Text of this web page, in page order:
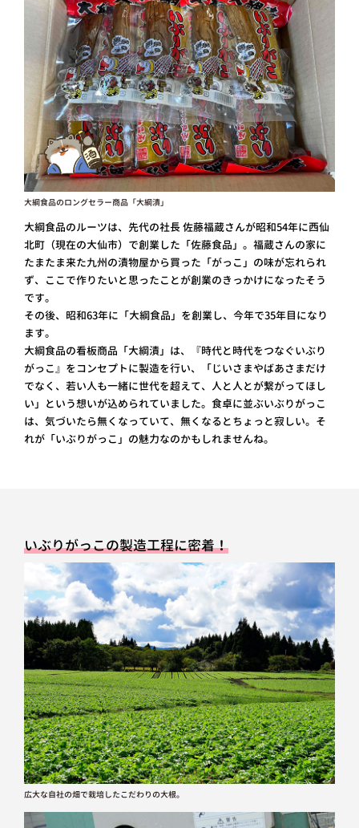
大綱食品のロングセラー商品「大綱漬」
大綱食品のルーツは、先代の社長 佐藤福蔵さんが昭和54年に西仙
北町（現在の大仙市）で創業した「佐藤食品」。福蔵さんの家に
たまたま来た九州の漬物屋から買った「がっこ」の味が忘れられ
ず、ここで作りたいと思ったことが創業のきっかけになったそう
です。
その後、昭和63年に「大綱食品」を創業し、今年で35年目になり
ます。
大綱食品の看板商品「大綱漬」は、『時代と時代をつなぐいぶり
がっこ』をコンセプトに製造を行い、「じいさまやばあさまだけ
でなく、若い人も一緒に世代を超えて、人と人とが繋がってほし
い」という想いが込められていました。食卓に並ぶいぶりがっこ
は、気づいたら無くなっていて、無くなるとちょっと寂しい。そ
れが「いぶりがっこ」の魅力なのかもしれませんね。
いぶりがっこの製造工程に密着！
広大な自社の畑で栽培したこだわりの大根。